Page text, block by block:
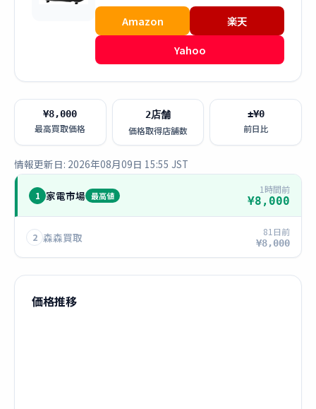
Amazon
楽天
Yahoo
¥8,000
最高買取価格
2店舗
価格取得店舗数
±¥0
前日比
情報更新日: 2026年08月09日 15:55 JST
1 家電市場 最高値
1時間前
¥8,000
2 森森買取 81日前
¥8,000
価格推移